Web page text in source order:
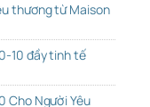
thương từ Maison
10 đầy tinh tế
Cho Người Yêu